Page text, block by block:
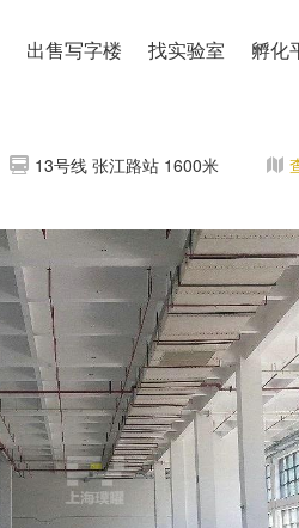
出售写字楼 找实验室 孵化
13号线 张江路站 1600米